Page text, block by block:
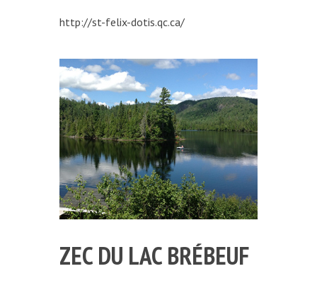
http://st-felix-dotis.qc.ca/
ZEC DU LAC BRÉBEUF